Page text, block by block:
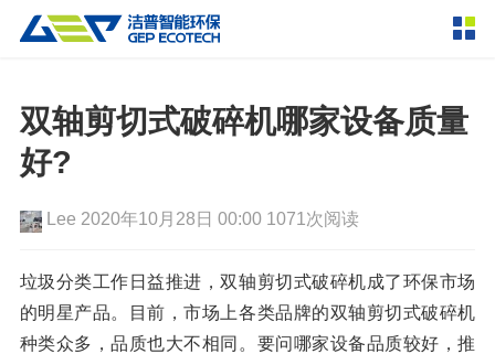
双轴撕碎机 单轴撕碎机
垃圾破袋机 移动式撕碎站
粉碎设备
环锤式粉碎机 鼓式粉碎机
破碎设备
解决方案
新闻资讯
双轴剪切式破碎机哪家设备质量
好?
Lee 2020年10月28日 00:00 1071次阅读
垃圾分类工作日益推进，双轴剪切式破碎机成了环保市场
的明星产品。目前，市场上各类品牌的双轴剪切式破碎机
种类众多，品质也大不相同。要问哪家设备品质较好，推